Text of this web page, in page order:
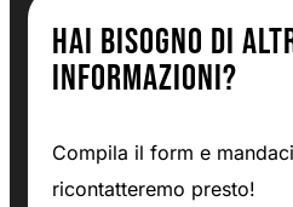
Hai bisogno di
informazioni?
Compila il form e
ricontatteremo presto!